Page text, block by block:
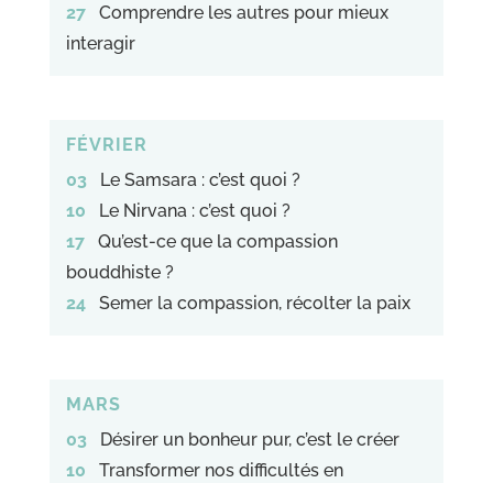
27Comprendre les autres pour mieux
interagir
FÉVRIER
03Le Samsara : c’est quoi ?
10 Le Nirvana : c’est quoi ?
17Qu’est-ce que la compassion
bouddhiste ?
24Semer la compassion, récolter la paix
MARS
03Désirer un bonheur pur, c’est le créer
10 Transformer nos difficultés en